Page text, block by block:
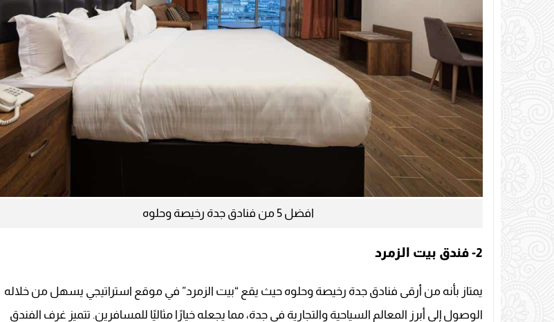
افضل 5 من فنادق جدة رخيصة وحلوه
2- فندق بيت الزمرد
يمتاز بأنه من أرقى فنادق جدة رخيصة وحلوه حيث يقع “بيت الزمرد” في موقع استراتيجي يسهل من خلاله
الوصول إلى أبرز المعالم السياحية والتجارية في جدة، مما يجعله خيارًا مثاليًا للمسافرين. تتميز غرف الفندق